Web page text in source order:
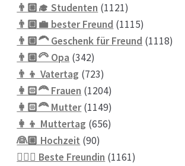
Produkte
👨🏼‍🎓 Studenten 11211121
Produkte
👨🏼‍💼 bester Freund 11151115
Produkte
👨🏼‍🦱 Geschenk für Freund 11181118
👨🏼‍🦳 Opa 342342
Produkte
👨‍👦 Vatertag 723723
Produkte
👩🏻‍🦰 Frauen 12041204
Produkte
👩🏻‍🦰 Mutter 11491149
Produkte
👩‍👦 Muttertag 656656
👰🏼 Hochzeit 9090
Produkte
👱🏻‍♀️ Beste Freundin 11611161